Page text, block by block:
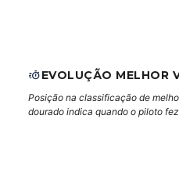
EVOLUÇÃO MELHOR
Posição na classificação de
dourado indica quando o piloto